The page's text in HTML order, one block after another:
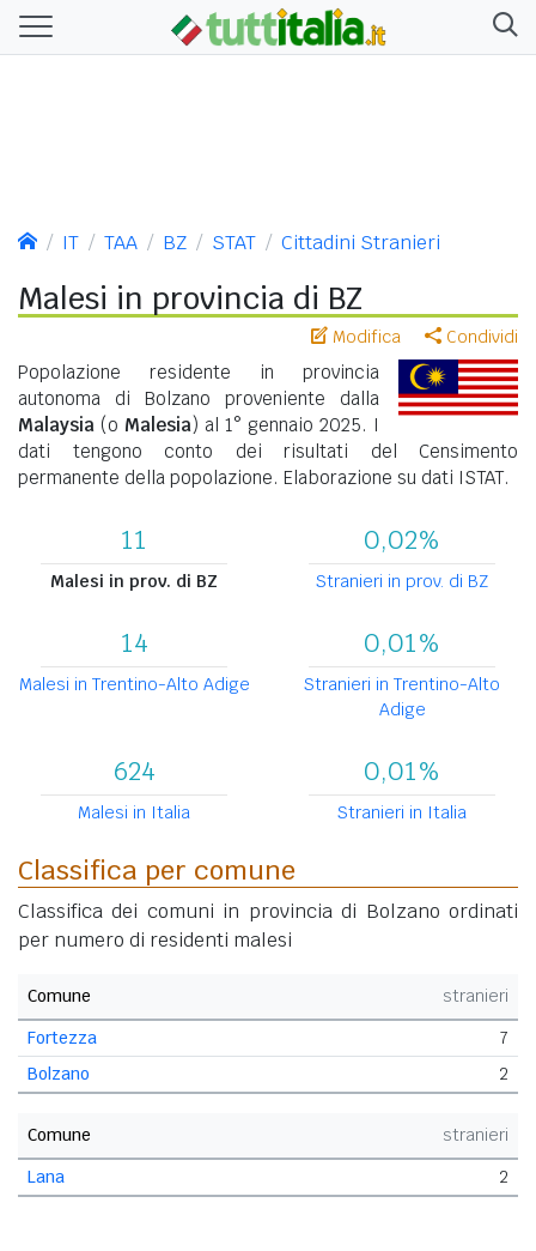
IT TAA BZ STAT Cittadini Stranieri
Malesi in provincia di BZ
Modifica Condividi
Popolazione residente in provincia
autonoma di Bolzano proveniente dalla
Malaysia (o Malesia) al 1° gennaio 2025. I
dati tengono conto dei risultati del Censimento
permanente della popolazione. Elaborazione su dati ISTAT.
11
Malesi in prov. di BZ
0,02%
Stranieri in prov. di BZ
14
Malesi in Trentino-Alto Adige
0,01%
Stranieri in Trentino-Alto
Adige
624
Malesi in Italia
0,01%
Stranieri in Italia
Classifica per comune
Classifica dei comuni in provincia di Bolzano ordinati
per numero di residenti malesi
Comune
stranieri
Fortezza
7
Bolzano
2
Comune
stranieri
Lana
2